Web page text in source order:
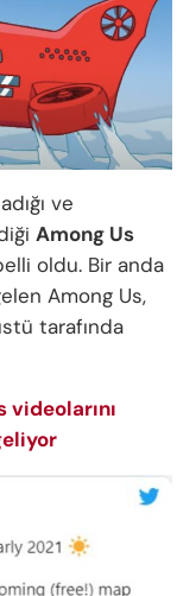
ve
Among Us
oldu. Bir anda
Among Us,
tarafında